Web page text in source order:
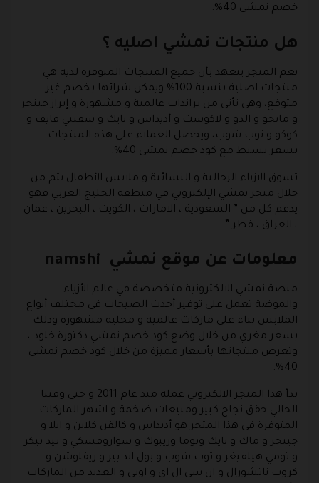
خصم نمشي 40%.
هل منتجات نمشي اصليه ؟
نعم المتجر يتعهد بأن جميع المنتجات المتوفرة لديه هي
منتجات اصلية بنسبة 100% ويمكن شرائها بخصم غير
متوقع، وهي تأتي من براندات عالمية و مشهورة و إبراز جينجر
و مانجو و الدو و لاكوست و أديداس و نايك و سفنتي فايف و
كوكو و توب شوب، ويحصل العملاء على هذه المنتجات
بسعر بسيط مع كود خصم نمشي 40%.
تسوق الازياء الرجالية و النسائية و ملابس الأطفال يتم من
خلال متجر نمشي الإلكتروني في منطقة الخليج العربي فهو
يدعم كل من ” السعودية ، الامارات ، الكويت ، البحرين ، عمان
، العراق ، قطر ” .
معلومات عن موقع نمشي namshi
منصة نمشي الالكترونية متخصصة في عالم الأزياء
والموضة تعمل على توفير أحدث الصيحات في مختلف أنواع
الملابس بناء على ماركات عالمية و محلية مشهورة وذلك
بسعر مغري من خلال وضع كود خصم نمشي دكتورة خلود ،
وتعرض منتجاتها بأسعار مميزة من خلال كود خصم نمشي
40%.
بدأ هذا المتجر الالكتروني عمله منذ عام 2011 و حتى وقتنا
الحالي حقق نجاح كبير ومبيعات ضخمة و اشهر الماركات
المتوفرة في هذا المتجر هو أديداس و كالفن كلاين و ايلا و
جينجر و ماك و نايك وبوما وريبوك و سواروفسكي و تيد بيكر
و تومي هيلفيغر و توب شوب و بول اند بير و ريفلوشن و
كروب ناتشورال و ان سي ال اي و اوبى و العديد من الماركات